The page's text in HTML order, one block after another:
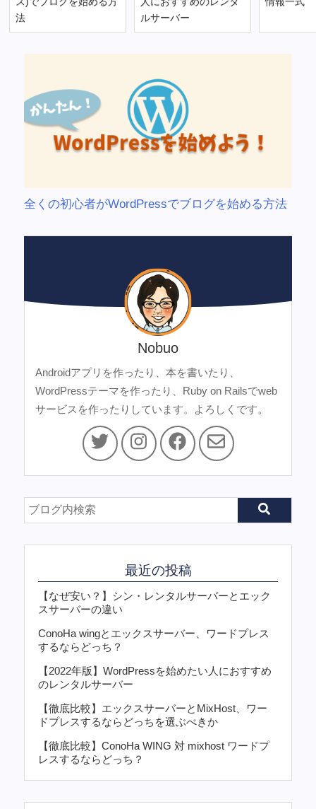
法
ルサーバー
全くの初心者がWordPressでブログを始める方法
Nobuo
Androidアプリを作ったり、本を書いたり、
WordPressテーマを作ったり、Ruby on Railsでweb
サービスを作ったりしています。よろしくです。
最近の投稿
【なぜ安い？】シン・レンタルサーバーとエック
スサーバーの違い
ConoHa wingとエックスサーバー、ワードプレス
するならどっち？
【2022年版】WordPressを始めたい人におすすめ
のレンタルサーバー
【徹底比較】エックスサーバーとMixHost、ワー
ドプレスするならどっちを選ぶべきか
【徹底比較】ConoHa WING 対 mixhost ワードプ
レスするならどっち？